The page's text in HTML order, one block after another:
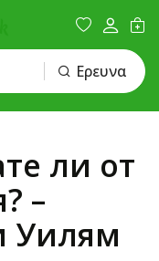
Ερευνα
ли от
–
Уилям